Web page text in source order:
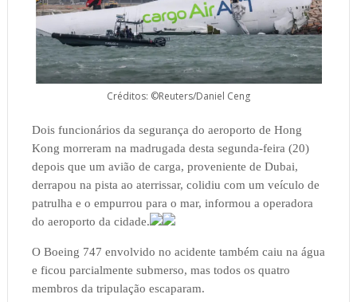
Créditos: ©Reuters/Daniel Ceng
Dois funcionários da segurança do aeroporto de Hong
Kong morreram na madrugada desta segunda-feira (20)
depois que um avião de carga, proveniente de Dubai,
derrapou na pista ao aterrissar, colidiu com um veículo de
patrulha e o empurrou para o mar, informou a operadora
do aeroporto da cidade.
O Boeing 747 envolvido no acidente também caiu na água
e ficou parcialmente submerso, mas todos os quatro
membros da tripulação escaparam.